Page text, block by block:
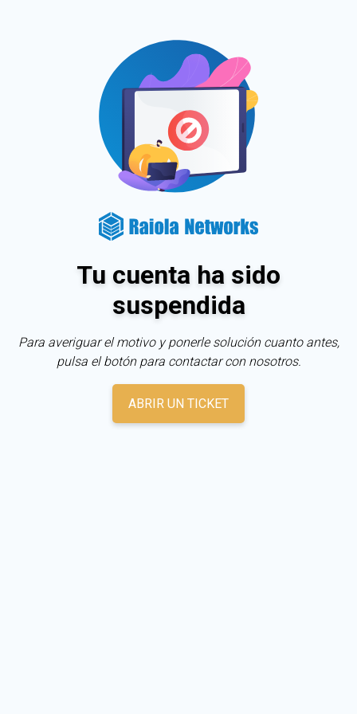
Tu cuenta ha sido
suspendida
Para averiguar el motivo y ponerle solución cuanto antes,
pulsa el botón para contactar con nosotros.
ABRIR UN TICKET